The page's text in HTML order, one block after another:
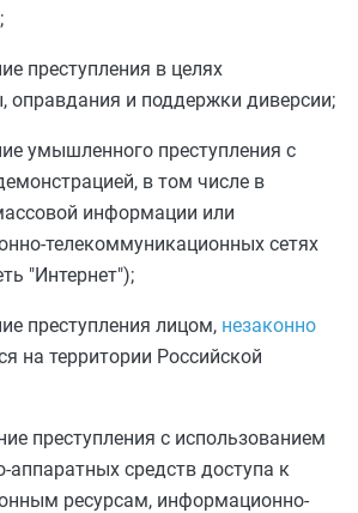
преступления в целях
оправдания и поддержки диверсии;
умышленного преступления с
в том числе в
информации или
телекоммуникационных сетях
"Интернет");
преступления лицом, незаконно
на территории Российской
преступления с использованием
аппаратных средств доступа к
ресурсам, информационно-